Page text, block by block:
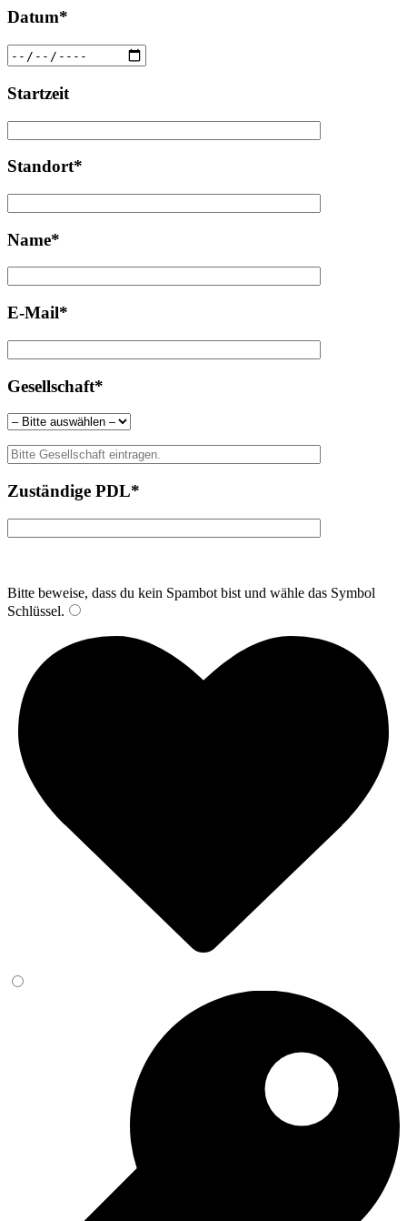
Datum*
Startzeit
Standort*
Name*
E-Mail*
Gesellschaft*
Zuständige PDL*
Bitte beweise, dass du kein Spambot bist und wähle das Symbol
Schlüssel.